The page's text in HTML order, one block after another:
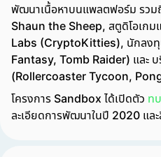
พัฒนาเนื้อหาบนแพลตฟอร์ม รว
Shaun the Sheep, สตูดิโอเกม
Labs (CryptoKitties), นักลง
Fantasy, Tomb Raider) และ
(Rollercoaster Tycoon,
โครงการ Sandbox ได้เปิดตัว ท
ละเอียดการพัฒนาในปี 2020 แล